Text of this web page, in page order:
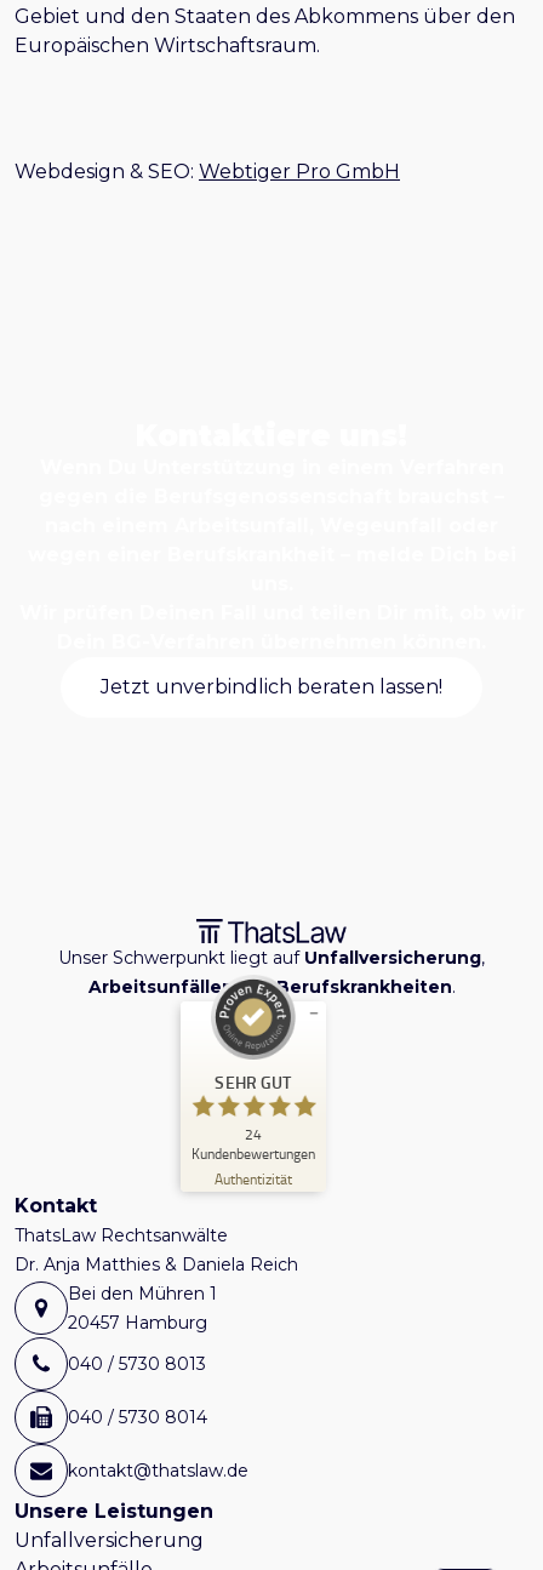
Gebiet und den Staaten des Abkommens über den
Europäischen Wirtschaftsraum.
Webdesign & SEO: Webtiger Pro GmbH
Jetzt unverbindlich beraten lassen!
Unser Schwerpunkt liegt auf Unfallversicherung,
ArbeitsunfällenundBerufskrankheiten.
SEHR GUT
24
Kundenbewertungen
Authentizität
Kundenbewertungen und Erfahrungen zu
ThatsLaw
SEHR GUT
Bewertungen von
1
anderen Quelle
Blick aufs ProvenExpert-Profil werfen
Kontakt
ThatsLaw Rechtsanwälte
Dr. Anja Matthies & Daniela Reich
Bei den Mühren 1
20457 Hamburg
040 / 5730 8013
040 / 5730 8014
kontakt@thatslaw.de
Unsere Leistungen
Unfallversicherung